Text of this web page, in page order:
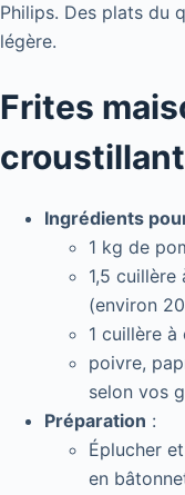
Philips. Des plats du
légère.
Frites
Ingrédients
1 kg de
1,5 cuillère
(environ
1 cuillère à
poivre,
selon vos
Préparation :
Éplucher
en